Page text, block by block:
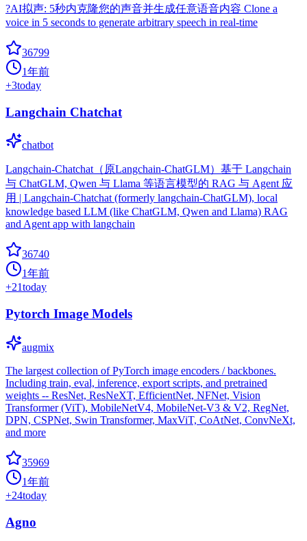
?AI拟声: 5秒内克隆您的声音并生成任意语音内容 Clone a
voice in 5 seconds to generate arbitrary speech in real-time
36799
1年前
+3today
Langchain Chatchat
chatbot
Langchain-Chatchat（原Langchain-ChatGLM）基于 Langchain
与 ChatGLM, Qwen 与 Llama 等语言模型的 RAG 与 Agent 应
用 | Langchain-Chatchat (formerly langchain-ChatGLM), local
knowledge based LLM (like ChatGLM, Qwen and Llama) RAG
and Agent app with langchain
36740
1年前
+21today
Pytorch Image Models
augmix
The largest collection of PyTorch image encoders / backbones.
Including train, eval, inference, export scripts, and pretrained
weights -- ResNet, ResNeXT, EfficientNet, NFNet, Vision
Transformer (ViT), MobileNetV4, MobileNet-V3 & V2, RegNet,
DPN, CSPNet, Swin Transformer, MaxViT, CoAtNet, ConvNeXt,
and more
35969
1年前
+24today
Agno